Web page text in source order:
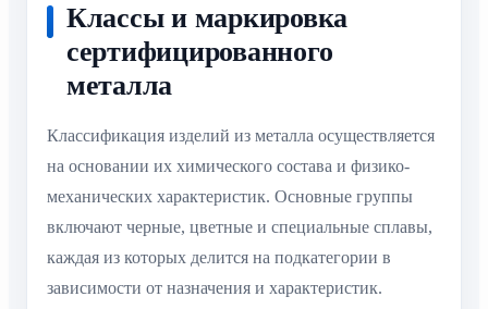
Классы и маркировка
сертифицированного
металла
Классификация изделий из металла осуществляется
на основании их химического состава и физико-
механических характеристик. Основные группы
включают черные, цветные и специальные сплавы,
каждая из которых делится на подкатегории в
зависимости от назначения и характеристик.